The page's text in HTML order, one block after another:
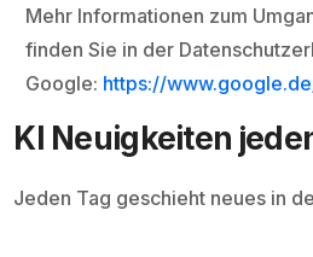
Mehr Informationen zum
finden Sie in der
Google: https://
KI Neuigkeiten
Jeden Tag geschieht neues in